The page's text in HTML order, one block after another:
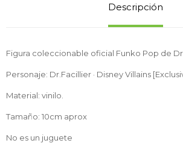
Descripción
Figura coleccionable oficial Funko Pop de
Personaje: Dr.Facillier · Disney Villains
Material: vinilo.
Tamaño: 10cm aprox
No es un juguete